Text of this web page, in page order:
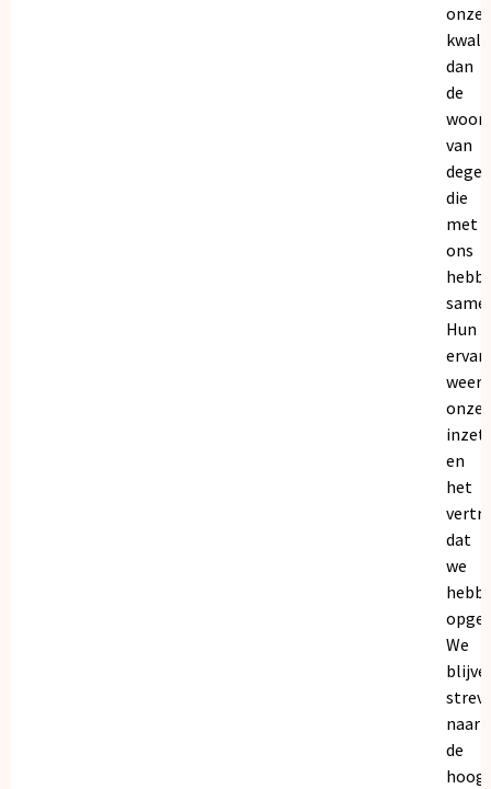
onze
dan
de
van
die
met
ons
Hun
onze
inzet
en
het
dat
we
We
naar
de